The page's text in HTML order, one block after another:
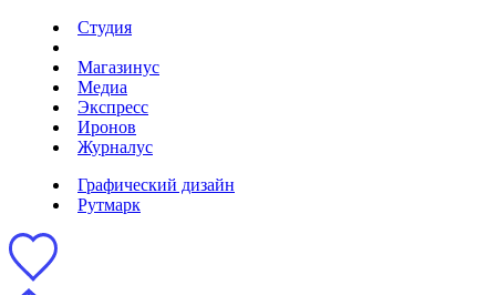
Студия
Магазинус
Медиа
Экспресс
Иронов
Журналус
Графический дизайн
Рутмарк